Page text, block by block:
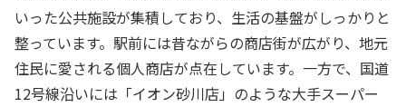
いった公共施設が集積しており、生活の基盤がしっかりと
整っています。駅前には昔ながらの商店街が広がり、地元
住民に愛される個人商店が点在しています。一方で、国道
12号線沿いには「イオン砂川店」のような大手スーパー